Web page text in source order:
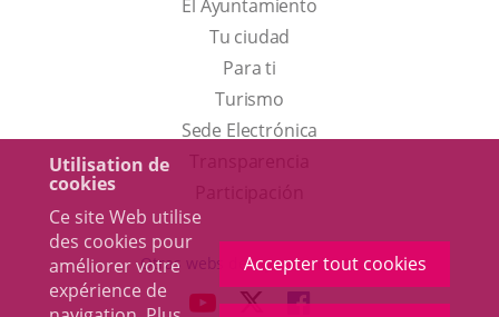
Utilisation de
cookies
Ce site Web utilise
des cookies pour
améliorer votre
expérience de
Accepter tout cookies
El Ayuntamiento
Tu ciudad
Para ti
TurismoEste
enlace
una
ventana
Sede Electrónica
externa.
Otras webs del ayuntamiento
ENLACEENLACEENLACE